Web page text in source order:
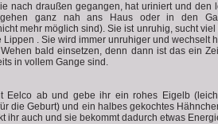
nach draußen gegangen, hat uriniert und den
ganz nah ans Haus oder in den
mehr möglich sind). Sie ist unruhig, sucht viel
Lippen . Sie wird immer unruhiger und wechselt
bald einsetzen, denn dann ist das ein
in vollem Gange sind.
Eelco ab und gebe ihr ein rohes Eigelb
die Geburt) und ein halbes gekochtes
ihr auch und sie bekommt dadurch etwas